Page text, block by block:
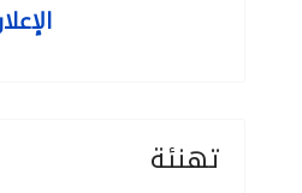
تهنئة